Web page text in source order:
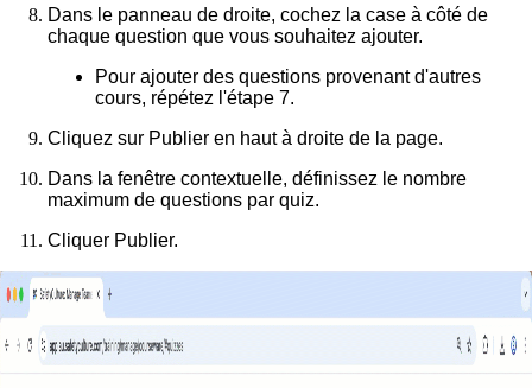
Dans le panneau de droite, cochez la case à côté de
chaque question que vous souhaitez ajouter.
Pour ajouter des questions provenant d'autres
cours, répétez l'étape 7.
Cliquez sur Publier en haut à droite de la page.
Dans la fenêtre contextuelle, définissez le nombre
maximum de questions par quiz.
Cliquer Publier.